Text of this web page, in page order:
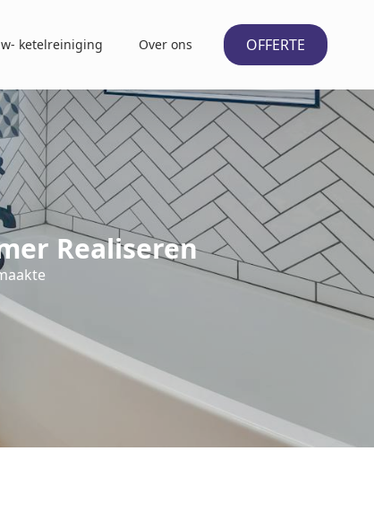
ketelreiniging Over ons OFFERTE
Realiseren